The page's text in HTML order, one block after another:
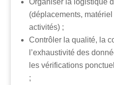
Organiser la logistique
(déplacements,
activités) ;
Contrôler la qualité, la
l’exhaustivité des
les vérifications
;